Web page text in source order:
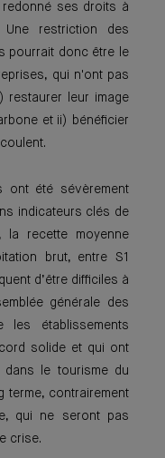
ses droits à
Une restriction des
pourrait donc être le
qui n'ont pas
restaurer leur image
et ii) bénéficier
ont été sévèrement
indicateurs clés de
la recette moyenne
brut, entre S1
d’être difficiles à
générale des
les établissements
solide et qui ont
dans le tourisme du
terme, contrairement
qui ne seront pas
crise.